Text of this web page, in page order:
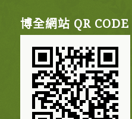
博全網站 QR CODE